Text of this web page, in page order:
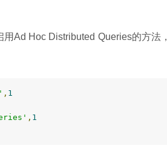
Ad Hoc Distributed Queries的方法，
, 1
, 1